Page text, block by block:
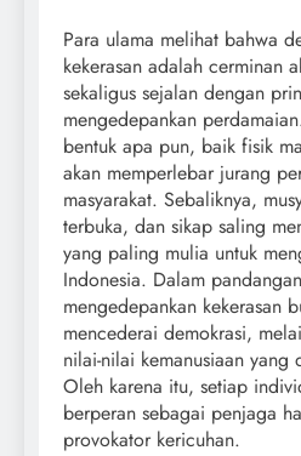
Para ulama melihat bahwa
kekerasan adalah cerminan
sekaligus sejalan dengan
mengedepankan
bentuk apa pun, baik fisik
akan memperlebar jurang
masyarakat. Sebaliknya,
terbuka, dan sikap saling
yang paling mulia untuk
Indonesia. Dalam
mengedepankan kekerasan
mencederai demokrasi,
nilai-nilai kemanusiaan yang
Oleh karena itu, setiap
berperan sebagai penjaga
provokator kericuhan.